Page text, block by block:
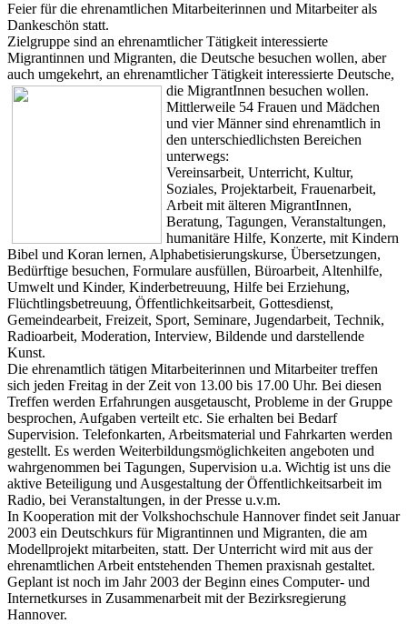
Feier für die ehrenamtlichen Mitarbeiterinnen und Mitarbeiter als
Dankeschön statt.
Zielgruppe sind an ehrenamtlicher Tätigkeit interessierte
Migrantinnen und Migranten, die Deutsche besuchen wollen, aber
auch umgekehrt, an ehrenamtlicher Tätigkeit interessierte Deutsche,
die MigrantInnen besuchen wollen.
Mittlerweile 54 Frauen und Mädchen
und vier Männer sind ehrenamtlich in
den unterschiedlichsten Bereichen
unterwegs:
Vereinsarbeit, Unterricht, Kultur,
Soziales, Projektarbeit, Frauenarbeit,
Arbeit mit älteren MigrantInnen,
Beratung, Tagungen, Veranstaltungen,
humanitäre Hilfe, Konzerte, mit Kindern
Bibel und Koran lernen, Alphabetisierungskurse, Übersetzungen,
Bedürftige besuchen, Formulare ausfüllen, Büroarbeit, Altenhilfe,
Umwelt und Kinder, Kinderbetreuung, Hilfe bei Erziehung,
Flüchtlingsbetreuung, Öffentlichkeitsarbeit, Gottesdienst,
Gemeindearbeit, Freizeit, Sport, Seminare, Jugendarbeit, Technik,
Radioarbeit, Moderation, Interview, Bildende und darstellende
Kunst.
Die ehrenamtlich tätigen Mitarbeiterinnen und Mitarbeiter treffen
sich jeden Freitag in der Zeit von 13.00 bis 17.00 Uhr. Bei diesen
Treffen werden Erfahrungen ausgetauscht, Probleme in der Gruppe
besprochen, Aufgaben verteilt etc. Sie erhalten bei Bedarf
Supervision. Telefonkarten, Arbeitsmaterial und Fahrkarten werden
gestellt. Es werden Weiterbildungsmöglichkeiten angeboten und
wahrgenommen bei Tagungen, Supervision u.a. Wichtig ist uns die
aktive Beteiligung und Ausgestaltung der Öffentlichkeitsarbeit im
Radio, bei Veranstaltungen, in der Presse u.v.m.
In Kooperation mit der Volkshochschule Hannover findet seit Januar
2003 ein Deutschkurs für Migrantinnen und Migranten, die am
Modellprojekt mitarbeiten, statt. Der Unterricht wird mit aus der
ehrenamtlichen Arbeit entstehenden Themen praxisnah gestaltet.
Geplant ist noch im Jahr 2003 der Beginn eines Computer- und
Internetkurses in Zusammenarbeit mit der Bezirksregierung
Hannover.